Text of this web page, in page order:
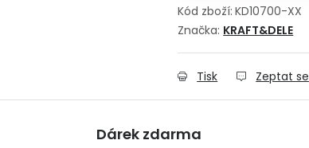
Kód zboží: KD10700-XX
Značka: KRAFT&DELE
Tisk Zeptat se
Dárek zdarma